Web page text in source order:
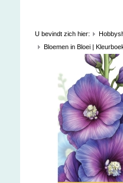
U bevindt zich hier:
Bloemen in Bloei |